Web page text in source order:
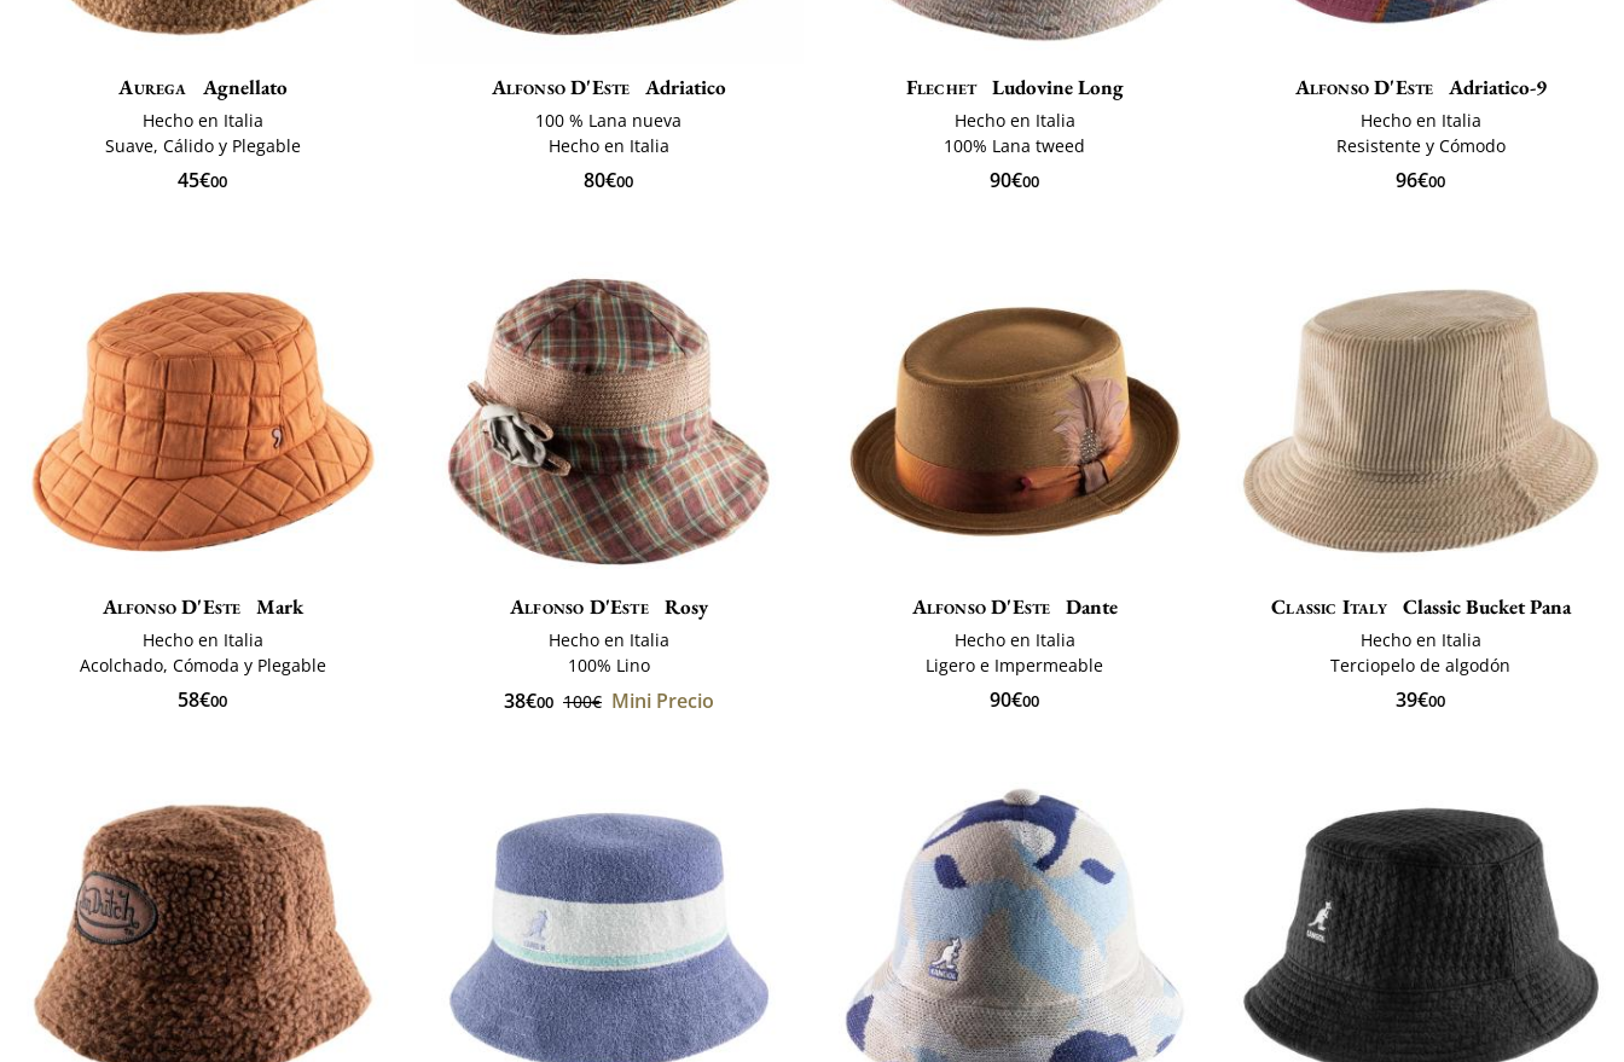
Aurega Agnellato
Hecho en Italia
Suave, Cálido y Plegable
45€00
Alfonso D'Este Adriatico
100 % Lana nueva
Hecho en Italia
80€00
Flechet Ludovine Long
Hecho en Italia
100% Lana tweed
90€00
Alfonso D'Este Adriatico-9
Hecho en Italia
Resistente y Cómodo
96€00
Alfonso D'Este Mark
Hecho en Italia
Acolchado, Cómoda y Plegable
58€00
Alfonso D'Este Rosy
Hecho en Italia
100% Lino
38€00 100€ Mini Precio
Alfonso D'Este Dante
Hecho en Italia
Ligero e Impermeable
90€00
Classic Italy Classic Bucket Pana
Hecho en Italia
Terciopelo de algodón
39€00